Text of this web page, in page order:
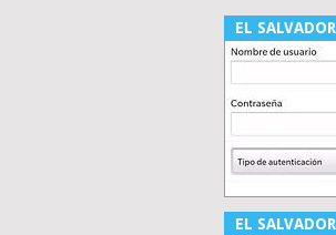
EL SALVADOR
EL SALVADOR